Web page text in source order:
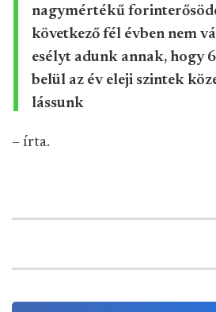
nagymértékű
következő fél évben nem
esélyt adunk annak, hogy
belül az év eleji szintek
lássunk
– írta.